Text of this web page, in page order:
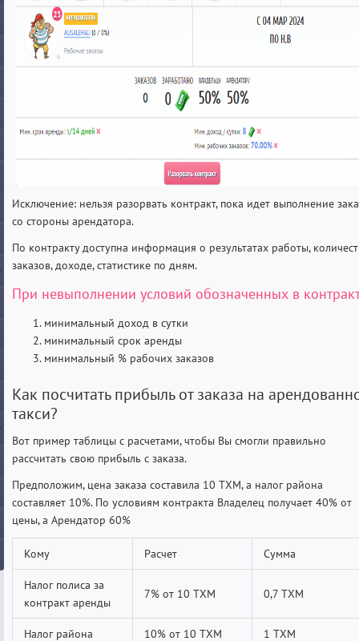
Исключение: нельзя разорвать контракт, пока идет выполнение
со стороны арендатора.
По контракту доступна информация о результатах работы,
заказов, доходе, статистике по дням.
При невыполнении условий обозначенных в
минимальный доход в сутки
минимальный срок аренды
минимальный % рабочих заказов
Как посчитать прибыль от заказа на
такси?
Вот пример таблицы с расчетами, чтобы Вы смогли правильно
рассчитать свою прибыль с заказа.
Предположим, цена заказа составила 10 ТХМ, а налог района
составляет 10%. По условиям контракта Владелец получает 40% от
цены, а Арендатор 60%
Кому Расчет Сумма
Налог полиса за
контракт аренды
7% от 10 ТХМ 0,7 ТХМ
Налог района 10% от 10 ТХМ 1 ТХМ